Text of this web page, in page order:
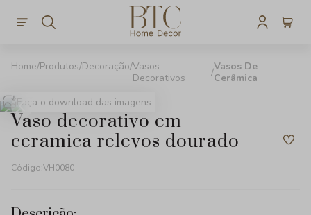
Produtos Decoração Vasos
Decorativos
Vasos De
Cerâmica
Faça o download das imagens
vaso decorativo em
ceramica relevos dourado
Código:VH0080